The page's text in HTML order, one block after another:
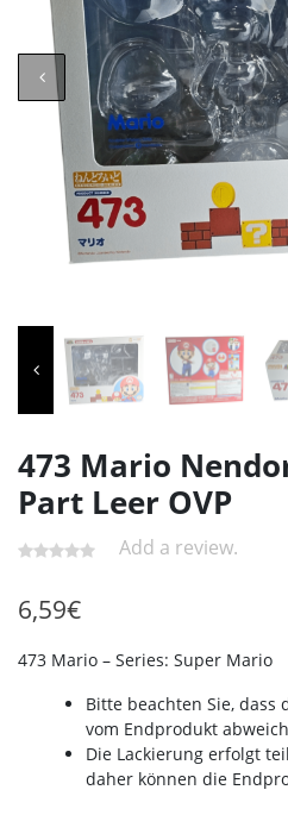
473 Mario
Part Leer OVP
Add a review.
6,59€
473 Mario – Series: Super Mario
Bitte beachten Sie, dass
vom Endprodukt
Die Lackierung erfolgt
daher können die